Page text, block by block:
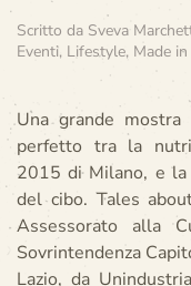
Scritto da Sveva
Eventi, Lifestyle, Made
Una grande
perfetto tra la
2015 di Milano, e la
del cibo. Tales
Assessorato alla
Sovrintendenza
Lazio, da